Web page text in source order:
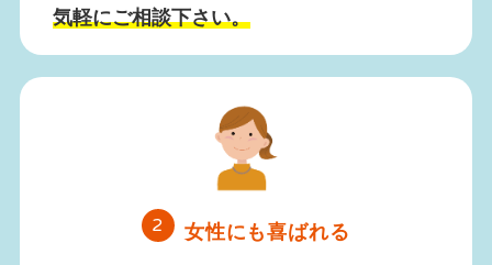
気軽にご相談下さい。
2 女性にも喜ばれる